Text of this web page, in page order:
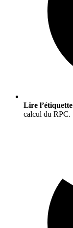
Lire l’étiquette
calcul du RPC.